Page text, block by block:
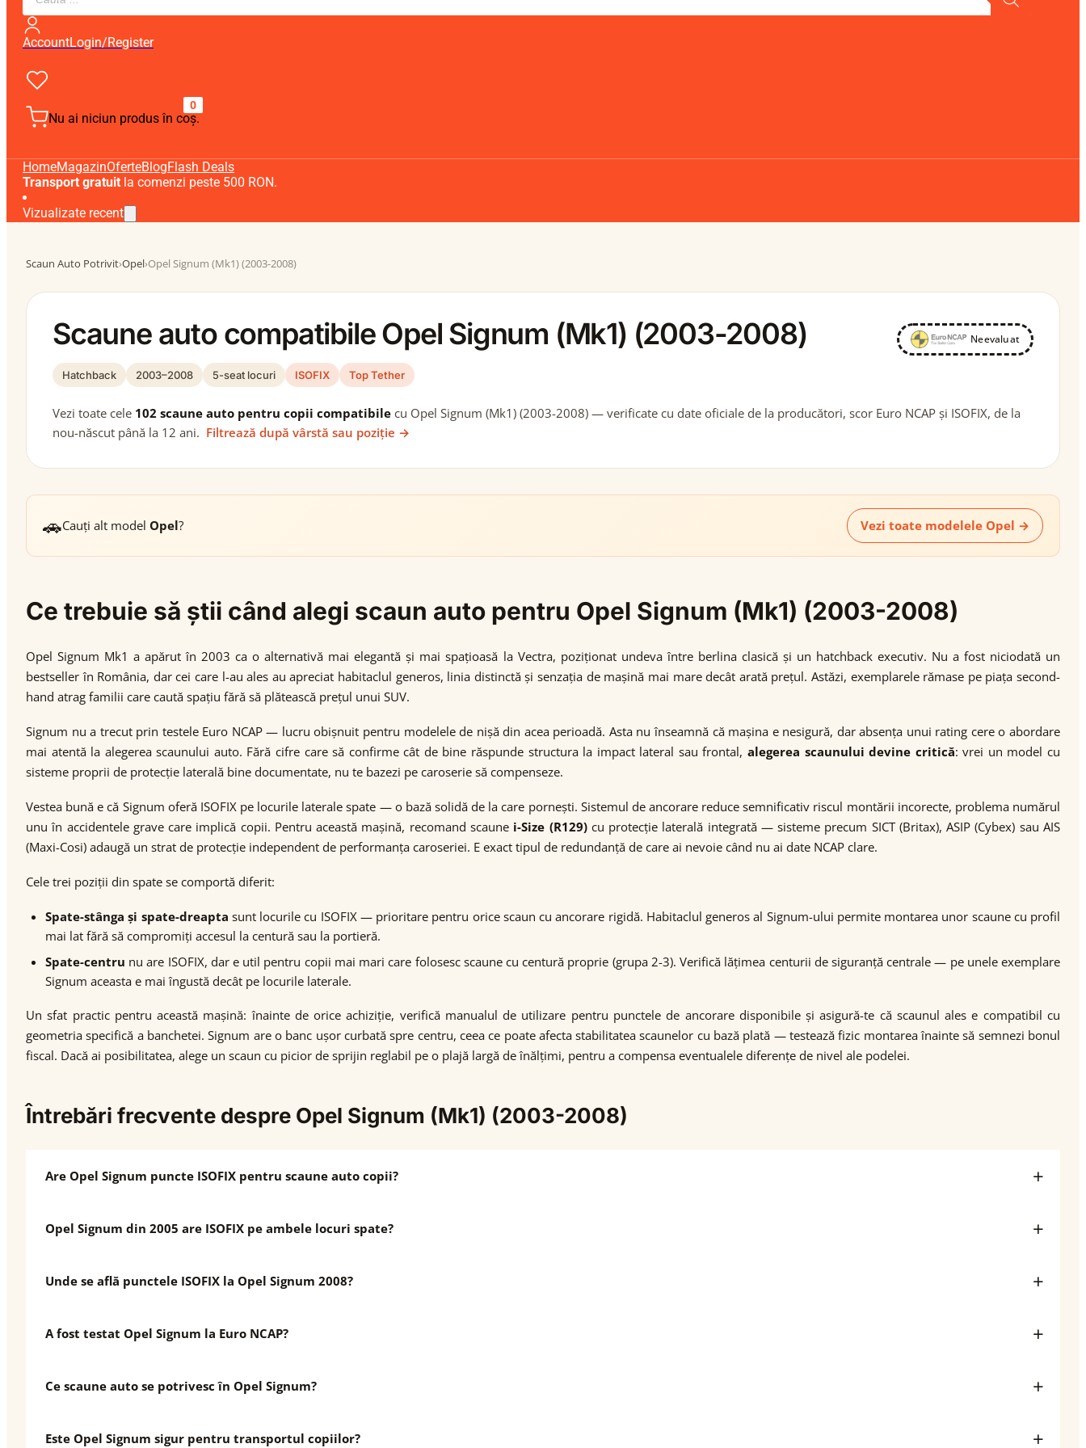
AccountLogin/Register
0
Nu ai niciun produs în coș.
HomeMagazinOferteBlogFlash Deals
Transport gratuit la comenzi peste 500 RON.
Vizualizate recent
Scaun Auto Potrivit›Opel›Opel Signum (Mk1) (2003-2008)
Scaune auto compatibile Opel Signum (Mk1) (2003-2008) Neevaluat
Hatchback 2003–2008 5-seat locuri ISOFIX Top Tether
Vezi toate cele 102 scaune auto pentru copii compatibile cu Opel Signum (Mk1) (2003-2008) — verificate cu date oficiale de la producători, scor Euro NCAP și ISOFIX, de la
nou-născut până la 12 ani. Filtrează după vârstă sau poziție →
🚗Cauți alt model Opel? Vezi toate modelele Opel →
Ce trebuie să știi când alegi scaun auto pentru Opel Signum (Mk1) (2003-2008)
Opel Signum Mk1 a apărut în 2003 ca o alternativă mai elegantă și mai spațioasă la Vectra, poziționat undeva între berlina clasică și un hatchback executiv. Nu a fost niciodată un
bestseller în România, dar cei care l-au ales au apreciat habitaclul generos, linia distinctă și senzația de mașină mai mare decât arată prețul. Astăzi, exemplarele rămase pe piața second-
hand atrag familii care caută spațiu fără să plătească prețul unui SUV.
Signum nu a trecut prin testele Euro NCAP — lucru obișnuit pentru modelele de nișă din acea perioadă. Asta nu înseamnă că mașina e nesigură, dar absența unui rating cere o abordare
mai atentă la alegerea scaunului auto. Fără cifre care să confirme cât de bine răspunde structura la impact lateral sau frontal, alegerea scaunului devine critică: vrei un model cu
sisteme proprii de protecție laterală bine documentate, nu te bazezi pe caroserie să compenseze.
Vestea bună e că Signum oferă ISOFIX pe locurile laterale spate — o bază solidă de la care pornești. Sistemul de ancorare reduce semnificativ riscul montării incorecte, problema numărul
unu în accidentele grave care implică copii. Pentru această mașină, recomand scaune i-Size (R129)cu protecție laterală integrată — sisteme precum SICT (Britax), ASIP (Cybex) sau AIS
(Maxi-Cosi) adaugă un strat de protecție independent de performanța caroseriei. E exact tipul de redundanță de care ai nevoie când nu ai date NCAP clare.
Cele trei poziții din spate se comportă diferit:
Spate-stânga și spate-dreapta sunt locurile cu ISOFIX — prioritare pentru orice scaun cu ancorare rigidă. Habitaclul generos al Signum-ului permite montarea unor scaune cu profil
mai lat fără să compromiți accesul la centură sau la portieră.
Spate-centru nu are ISOFIX, dar e util pentru copii mai mari care folosesc scaune cu centură proprie (grupa 2-3). Verifică lățimea centurii de siguranță centrale — pe unele exemplare
Signum aceasta e mai îngustă decât pe locurile laterale.
Un sfat practic pentru această mașină: înainte de orice achiziție, verifică manualul de utilizare pentru punctele de ancorare disponibile și asigură-te că scaunul ales e compatibil cu
geometria specifică a banchetei. Signum are o banc ușor curbată spre centru, ceea ce poate afecta stabilitatea scaunelor cu bază plată — testează fizic montarea înainte să semnezi bonul
fiscal. Dacă ai posibilitatea, alege un scaun cu picior de sprijin reglabil pe o plajă largă de înălțimi, pentru a compensa eventualele diferențe de nivel ale podelei.
Întrebări frecvente despre Opel Signum (Mk1) (2003-2008)
Are Opel Signum puncte ISOFIX pentru scaune auto copii?
Opel Signum din 2005 are ISOFIX pe ambele locuri spate?
Unde se află punctele ISOFIX la Opel Signum 2008?
A fost testat Opel Signum la Euro NCAP?
Ce scaune auto se potrivesc în Opel Signum?
Este Opel Signum sigur pentru transportul copiilor?